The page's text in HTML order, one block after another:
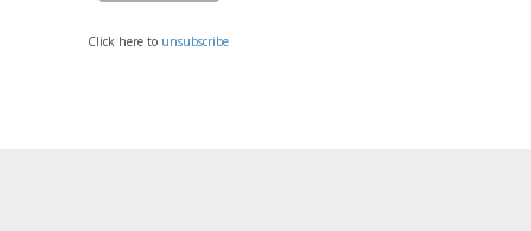
Click here to unsubscribe